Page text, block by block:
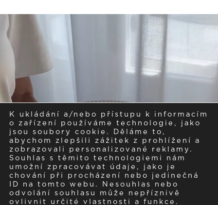
K ukládání a/nebo přístupu k informacím
o zařízení používáme technologie, jako
jsou soubory cookie. Děláme to,
abychom zlepšili zážitek z prohlížení a
zobrazovali personalizované reklamy.
Souhlas s těmito technologiemi nám
umožní zpracovávat údaje, jako je
chování při procházení nebo jedinečná
ID na tomto webu. Nesouhlas nebo
odvolání souhlasu může nepříznivě
ovlivnit určité vlastnosti a funkce.